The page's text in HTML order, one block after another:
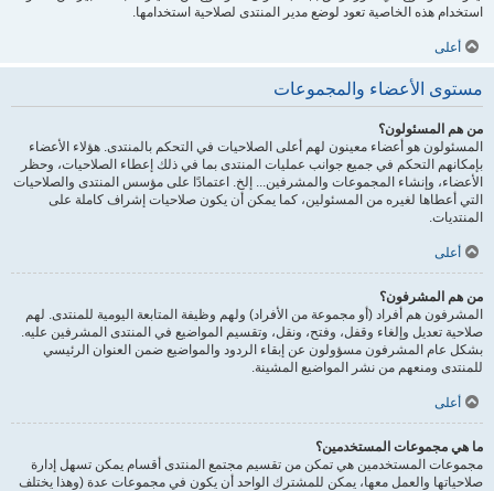
استخدام هذه الخاصية تعود لوضع مدير المنتدى لصلاحية استخدامها.
أعلى
مستوى الأعضاء والمجموعات
من هم المسئولون؟
المسئولون هو أعضاء معينون لهم أعلى الصلاحيات في التحكم بالمنتدى. هؤلاء الأعضاء
بإمكانهم التحكم في جميع جوانب عمليات المنتدى بما في ذلك إعطاء الصلاحيات، وحظر
الأعضاء، وإنشاء المجموعات والمشرفين... إلخ. اعتمادًا على مؤسس المنتدى والصلاحيات
التي أعطاها لغيره من المسئولين، كما يمكن أن يكون صلاحيات إشراف كاملة على
المنتديات.
أعلى
من هم المشرفون؟
المشرفون هم أفراد (أو مجموعة من الأفراد) ولهم وظيفة المتابعة اليومية للمنتدى. لهم
صلاحية تعديل وإلغاء وقفل، وفتح، ونقل، وتقسيم المواضيع في المنتدى المشرفين عليه.
بشكل عام المشرفون مسؤولون عن إبقاء الردود والمواضيع ضمن العنوان الرئيسي
للمنتدى ومنعهم من نشر المواضيع المشينة.
أعلى
ما هي مجموعات المستخدمين؟
مجموعات المستخدمين هي تمكن من تقسيم مجتمع المنتدى أقسام يمكن تسهل إدارة
صلاحياتها والعمل معها، يمكن للمشترك الواحد أن يكون في مجموعات عدة (وهذا يختلف